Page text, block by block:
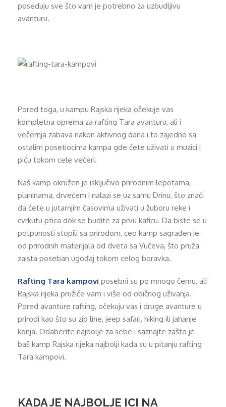
poseduju sve što vam je potrebno za uzbudljivu
avanturu.
Pored toga, u kampu Rajska rijeka očekuje vas
kompletna oprema za rafting Tara avanturu, ali i
večernja zabava nakon aktivnog dana i to zajedno sa
ostalim posetiocima kampa gde ćete uživati u muzici i
piću tokom cele večeri.
Naš kamp okružen je isključivo prirodnim lepotama,
planinama, drvećem i nalazi se uz samu Drinu, što znači
da ćete u jutarnjim časovima uživati u žuboru reke i
cvrkutu ptica dok se budite za prvu kaficu. Da biste se u
potpunosti stopili sa prirodom, ceo kamp sagrađen je
od prirodnih materijala od dveta sa Vučeva, što pruža
zaista poseban ugođaj tokom celog boravka.
Rafting Tara kampovi posebni su po mnogo čemu, ali
Rajska rijeka pružiće vam i više od običnog uživanja.
Pored avanture rafting, očekuju vas i druge avanture u
prirodi kao što su zip line, jeep safari, hiking ili jahanje
konja. Odaberite najbolje za sebe i saznajte zašto je
baš kamp Rajska rijeka najbolji kada su u pitanju rafting
Tara kampovi.
KADA JE NAJBOLJE ICI NA